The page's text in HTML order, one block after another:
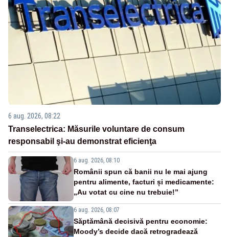
6 aug. 2026, 08:22
Transelectrica: Măsurile voluntare de consum
responsabil şi-au demonstrat eficienţa
6 aug. 2026, 08:10
Românii spun că banii nu le mai ajung
pentru alimente, facturi și medicamente:
„Au votat cu cine nu trebuie!”
6 aug. 2026, 08:07
Săptămână decisivă pentru economie:
Moody’s decide dacă retrogradează